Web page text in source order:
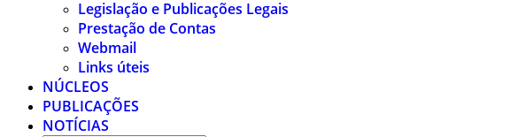
Legislação e Publicações Legais
Prestação de Contas
Webmail
Links úteis
NÚCLEOS
PUBLICAÇÕES
NOTÍCIAS